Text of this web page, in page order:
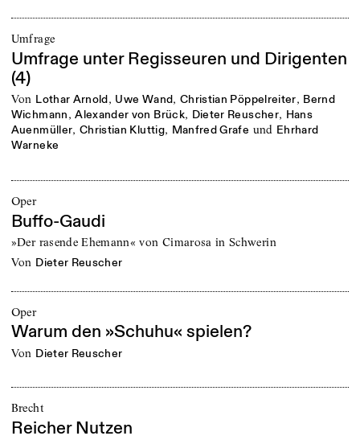
Umfrage
Umfrage unter Regisseuren und Dirigenten
(4)
von Lothar Arnold, Uwe Wand, Christian Pöppelreiter, Bernd
Wichmann,Alexander von Brück, Dieter Reuscher, Hans
Auenmüller, Christian Kluttig, Manfred Grafe und Ehrhard
Warneke
Oper
Buffo-Gaudi
»Der rasende Ehemann« von Cimarosa in Schwerin
von Dieter Reuscher
Oper
Warum den »Schuhu« spielen?
von Dieter Reuscher
Brecht
Reicher Nutzen